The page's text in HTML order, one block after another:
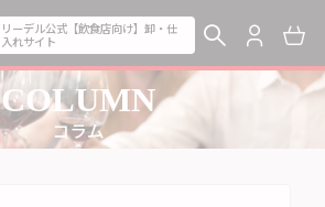
リーデル公式【飲食店向け】卸・仕
入れサイト
COLUMN
コラム